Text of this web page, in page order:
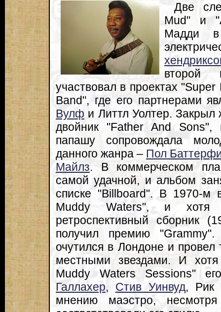
Две
Mud" и
Мадди в
второй
участвовал в проектах
Band", где его партнерами
Вулф и Литтл Уолтер. Закрыл
двойник "Father And Sons",
папашу сопровождала
данного жанра – Пол
Майлз. В коммерческом
самой удачной, и альбом
списке "Billboard". В 1970-
Muddy Waters", и
ретроспективный сборник
получил премию
очутился в Лондоне и
местными звездами. И
Muddy Waters Sessions"
Галлахер, Стив Уинвуд, Рик
мнению маэстро,